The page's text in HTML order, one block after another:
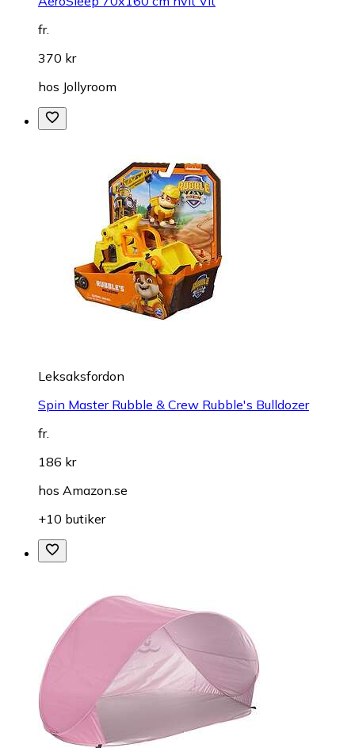
fr.
370 kr
hos Jollyroom
Leksaksfordon
Spin Master Rubble & Crew Rubble's Bulldozer
fr.
186 kr
hos Amazon.se
+10 butiker